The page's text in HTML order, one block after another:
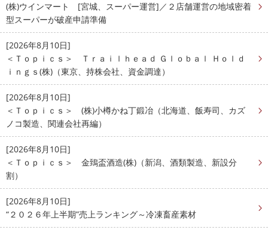
(株)ウインマート [宮城、スーパー運営]／２店舗運営の地域密着
型スーパーが破産申請準備
[2026年8月10日]
＜Ｔｏｐｉｃｓ＞ Ｔｒａｉｌｈｅａｄ Ｇｌｏｂａｌ Ｈｏｌｄ
ｉｎｇｓ(株)（東京、持株会社、資金調達）
[2026年8月10日]
＜Ｔｏｐｉｃｓ＞ (株)小樽かね丁鍛冶（北海道、飯寿司、カズ
ノコ製造、関連会社再編）
[2026年8月10日]
＜Ｔｏｐｉｃｓ＞ 金鵄盃酒造(株)（新潟、酒類製造、新設分
割）
[2026年8月10日]
“２０２６年上半期”売上ランキング～冷凍畜産素材